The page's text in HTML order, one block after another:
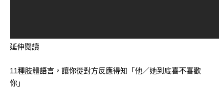
延伸閱讀
11種肢體語言，讓你從對方反應得知「他／她到底喜不喜歡
你」